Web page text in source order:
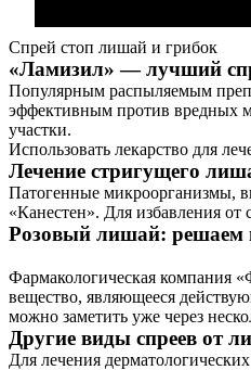
Спрей стоп лишай и грибок
«Ламизил» — лучший
Популярным распыляемым
эффективным против вредных
участки.
Использовать лекарство для
Лечение стригущего
Патогенные микроорганизмы,
«Канестен». Для избавления
Розовый лишай: решаем
Фармакологическая компания
вещество, являющееся
можно заметить уже через
Другие виды спреев от
Для лечения